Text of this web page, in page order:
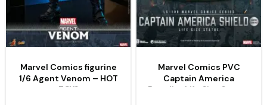
Marvel Comics figurine
1/6 Agent Venom – HOT
TOYS
Marvel Comics PVC
Captain America
Bouclier Life Size Statue